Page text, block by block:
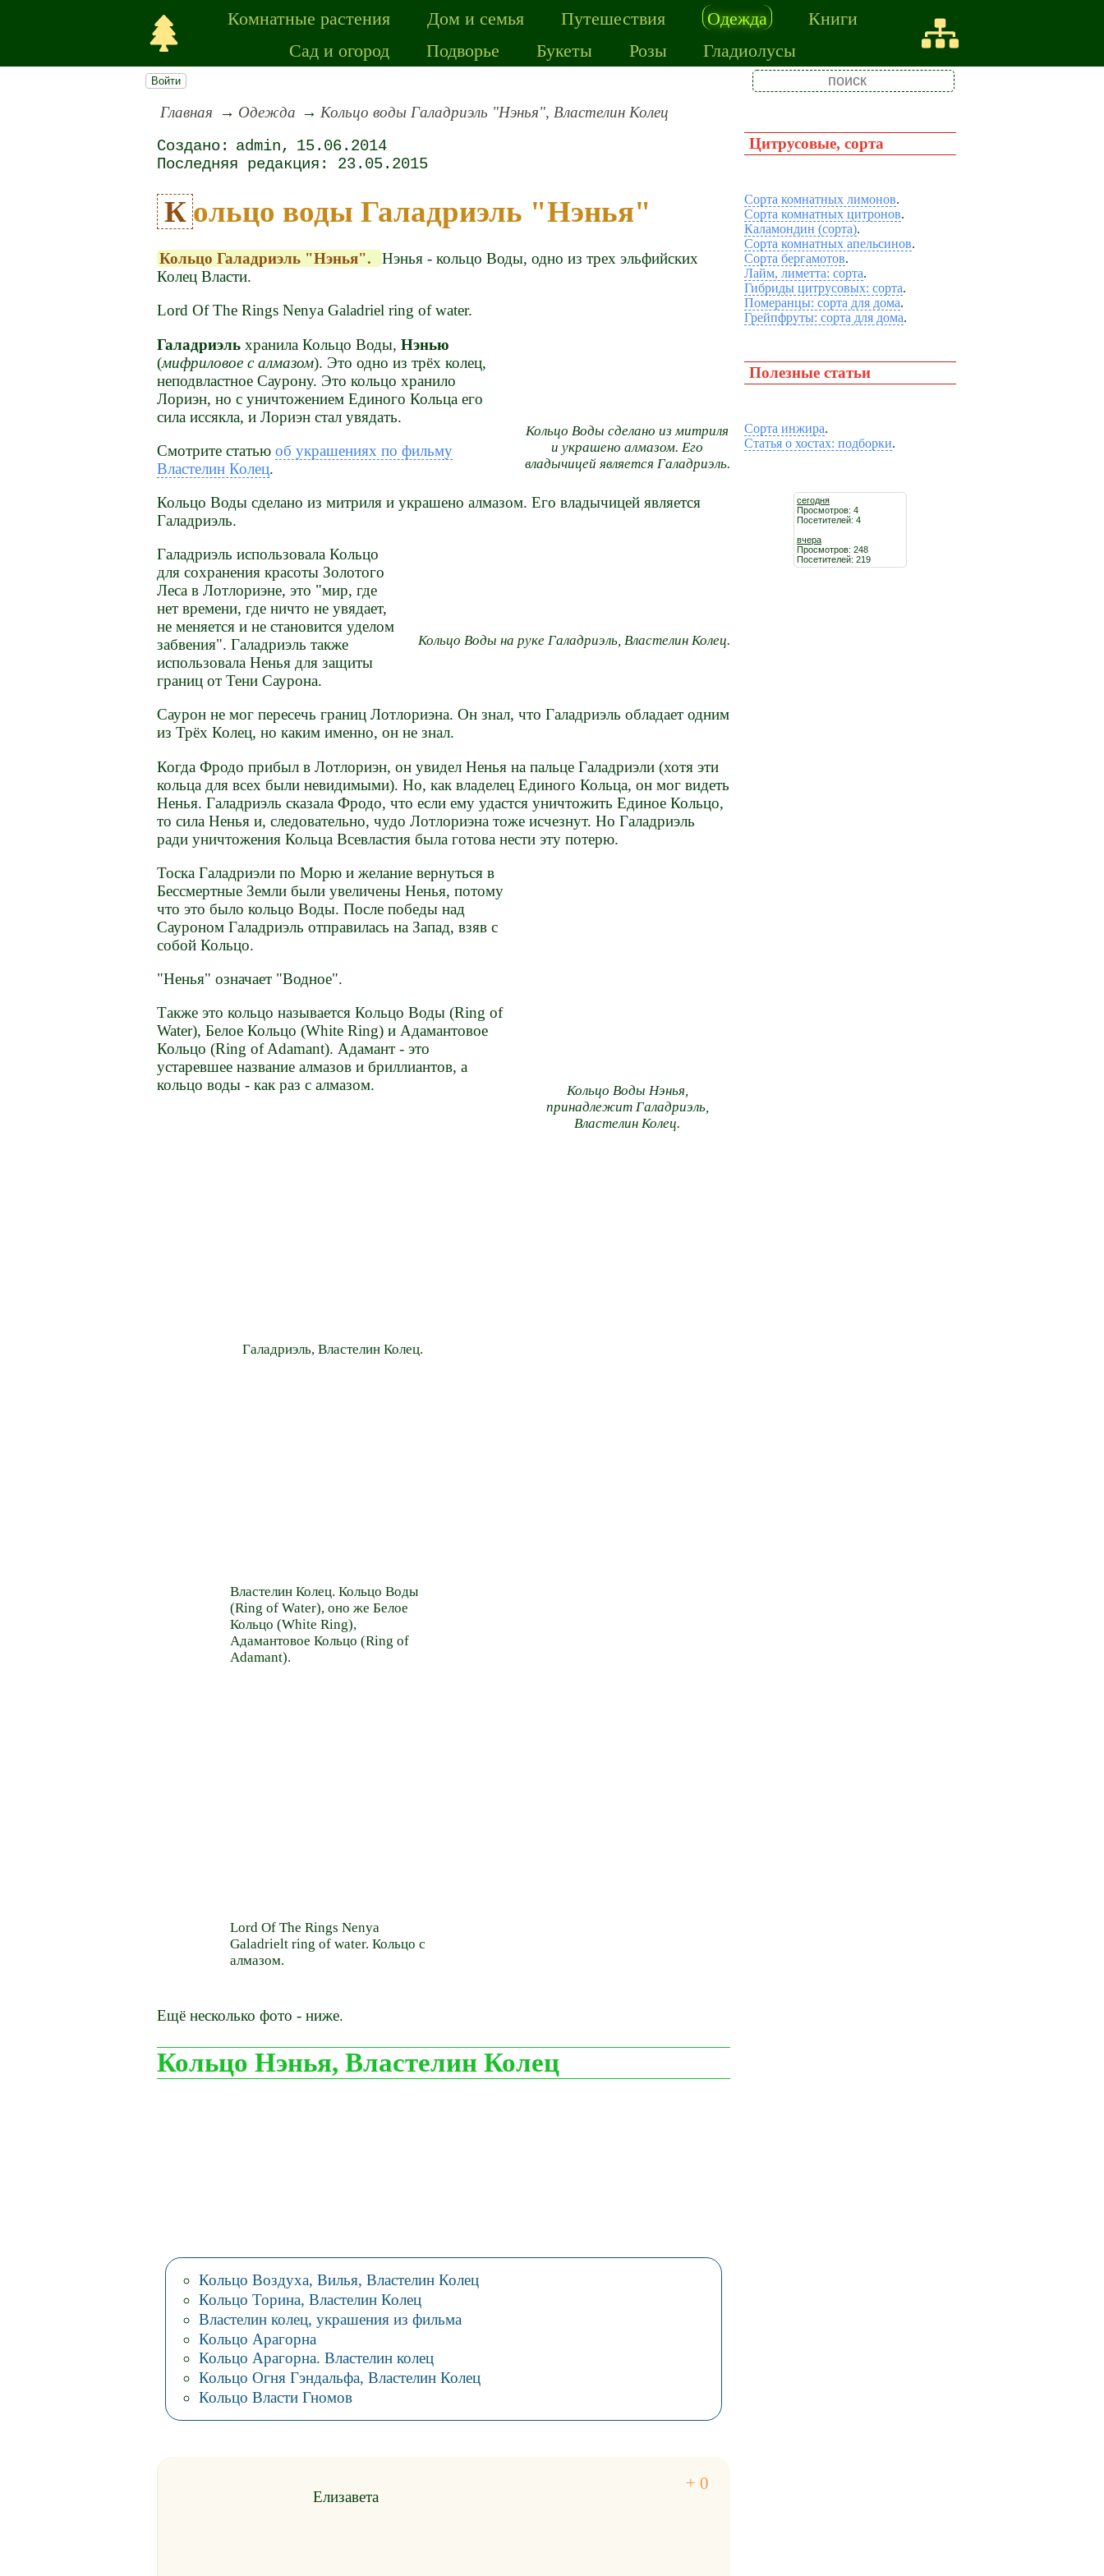
Комнатные растения Дом и семья Путешествия Одежда
Книги
Сад и огород
Подворье Букеты Розы Гладиолусы
Войти
Цитрусовые, сорта
Сорта комнатных лимонов.
Сорта комнатных цитронов.
Каламондин (сорта).
Сорта комнатных апельсинов.
Сорта бергамотов.
Лайм, лиметта: сорта.
Гибриды цитрусовых: сорта.
Померанцы: сорта для дома.
Грейпфруты: сорта для дома.
Полезные статьи
Сорта инжира.
Статья о хостах: подборки.
сегодня
Просмотров: 4
Посетителей: 4
вчера
Просмотров: 248
Посетителей: 219
Главная Одежда Кольцо воды Галадриэль "Нэнья", Властелин Колец
admin
15.06.2014
23.05.2015
Кольцо воды Галадриэль "Нэнья"
Кольцо Галадриэль "Нэнья".
Нэнья - кольцо Воды, одно из трех эльфийских
Колец Власти.
Кольцо Воды сделано из митриля
и украшено алмазом. Его
владычицей является Галадриэль.
Lord Of The Rings Nenya Galadriel ring of water.
Галадриэль хранила Кольцо Воды,Нэнью
(мифриловое с алмазом). Это одно из трёх колец,
неподвластное Саурону. Это кольцо хранило
Лориэн, но с уничтожением Единого Кольца его
сила иссякла, и Лориэн стал увядать.
Смотрите статьюоб украшениях по фильму
Властелин Колец.
Кольцо Воды сделано из митриля и украшено алмазом. Его владычицей является
Галадриэль.
Кольцо Воды на руке Галадриэль, Властелин Колец.
Галадриэль использовала Кольцо
для сохранения красоты Золотого
Леса в Лотлориэне, это "мир, где
нет времени, где ничто не увядает,
не меняется и не становится уделом
забвения". Галадриэль также
использовала Ненья для защиты
границ от Тени Саурона.
Саурон не мог пересечь границ Лотлориэна. Он знал, что Галадриэль обладает одним
из Трёх Колец, но каким именно, он не знал.
Когда Фродо прибыл в Лотлориэн, он увидел Ненья на пальце Галадриэли (хотя эти
кольца для всех были невидимыми). Но, как владелец Единого Кольца, он мог видеть
Ненья. Галадриэль сказала Фродо, что если ему удастся уничтожить Единое Кольцо,
то сила Ненья и, следовательно, чудо Лотлориэна тоже исчезнут. Но Галадриэль
ради уничтожения Кольца Всевластия была готова нести эту потерю.
Кольцо Воды Нэнья,
принадлежит Галадриэль,
Властелин Колец.
Тоска Галадриэли по Морю и желание вернуться в
Бессмертные Земли были увеличены Ненья, потому
что это было кольцо Воды. После победы над
Сауроном Галадриэль отправилась на Запад, взяв с
собой Кольцо.
"Ненья" означает "Водное".
Также это кольцо называется Кольцо Воды (Ring of
Water), Белое Кольцо (White Ring) и Адамантовое
Кольцо (Ring of Adamant). Адамант - это
устаревшее название алмазов и бриллиантов, а
кольцо воды - как раз с алмазом.
Галадриэль, Властелин Колец.
Властелин Колец. Кольцо Воды
(Ring of Water), оно же Белое
Кольцо (White Ring),
Адамантовое Кольцо (Ring of
Adamant).
Lord Of The Rings Nenya
Galadrielt ring of water. Кольцо с
алмазом.
Ещё несколько фото - ниже.
Кольцо Нэнья, Властелин Колец
Кольцо Воздуха, Вилья, Властелин Колец
Кольцо Торина, Властелин Колец
Властелин колец, украшения из фильма
Кольцо Арагорна
Кольцо Арагорна. Властелин колец
Кольцо Огня Гэндальфа, Властелин Колец
Кольцо Власти Гномов
Елизавета